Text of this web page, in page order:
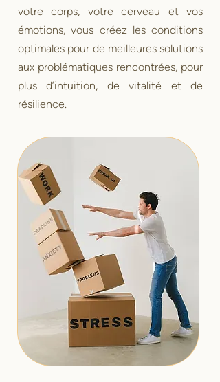
votre corps, votre cerveau et vos
émotions, vous créez les conditions
optimales pour de meilleures solutions
aux problématiques rencontrées, pour
plus d’intuition, de vitalité et de
résilience.